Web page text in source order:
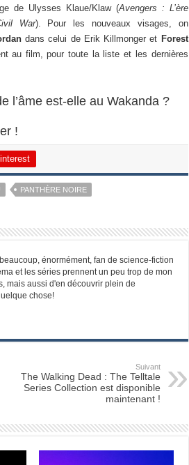
de Ulysses Klaue/Klaw (Avengers : L’ère
War). Pour les nouveaux visages, on
dans celui de Erik Killmonger et Forest
au film, pour toute la liste et les dernières
l’âme est-elle au Wakanda ?
!
PANTHÈRE NOIRE
énormément, fan de science-fiction
et les séries prennent un peu trop de mon
mais aussi d'en découvrir plein de
chose!
Suivant
The Walking Dead : The Telltale
Series Collection est disponible
maintenant !